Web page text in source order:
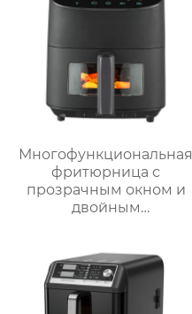
Многофункциональная
фритюрница с
прозрачным окном и
двойным